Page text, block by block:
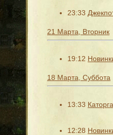
23:33
21 Марта, Вторник
19:12
18 Марта, Суббота
13:33 Каторга
12:28